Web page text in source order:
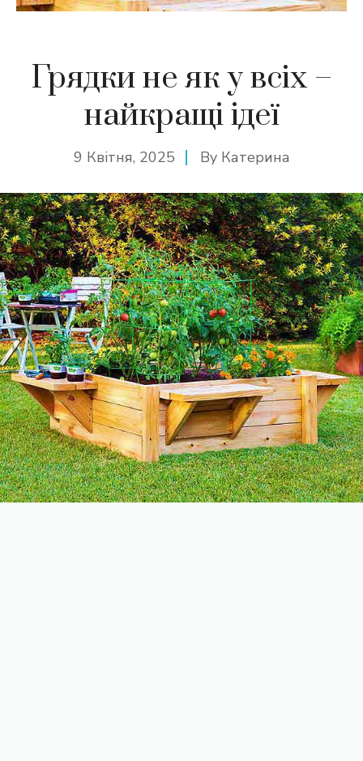
Грядки не як у всіх –
найкращі ідеї
9 Квітня, 2025 By Катерина